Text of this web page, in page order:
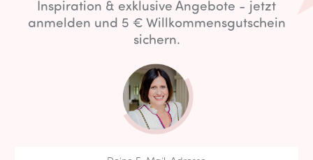
Inspiration & exklusive Angebote - jetzt
anmelden und 5 € Willkommensgutschein
sichern.